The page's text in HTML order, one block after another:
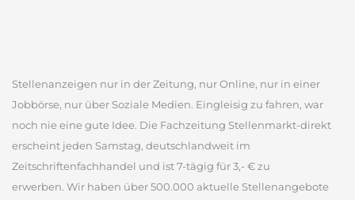
Stellenanzeigen nur in der Zeitung, nur Online, nur in einer
Jobbörse, nur über Soziale Medien. Eingleisig zu fahren, war
noch nie eine gute Idee. Die Fachzeitung Stellenmarkt-direkt
erscheint jeden Samstag, deutschlandweit im
Zeitschriftenfachhandel und ist 7-tägig für 3,- € zu
erwerben. Wir haben über 500.000 aktuelle Stellenangebote